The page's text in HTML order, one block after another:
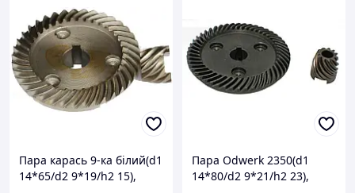
Пара карась 9-ка білий(d1
14*65/d2 9*19/h2 15),
Пара Odwerk 2350(d1
14*80/d2 9*21/h2 23),